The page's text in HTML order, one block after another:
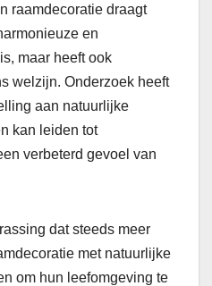
raamdecoratie draagt
en
maar heeft ook
welzijn. Onderzoek heeft
aan natuurlijke
kan leiden tot
verbeterd gevoel van
dat steeds meer
met natuurlijke
om hun leefomgeving te